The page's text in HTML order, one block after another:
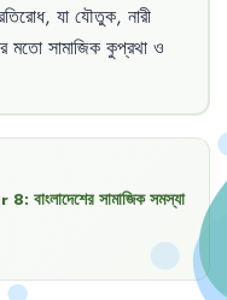
, যা যৌতুক, নারী
মতো সামাজিক কুপ্রথা ও
8: বাংলাদেশের সামাজিক সমস্যা